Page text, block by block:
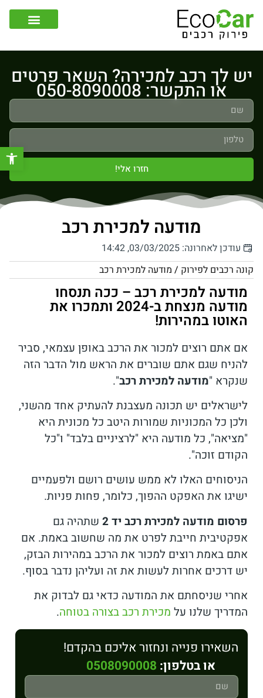
יש לך רכב למכירה? השאר פרטים
או התקשר: 050-8090008
חזרו אלי!
מודעה למכירת רכב
עודכן לאחרונה: 03/03/2025, 14:42
קונה רכבים לפירוק / מודעה למכירת רכב
מודעה למכירת רכב – ככה תנסחו
מודעה מנצחת ב-2024 ותמכרו את
האוטו במהירות!
אם אתם רוצים למכור את הרכב באופן עצמאי, סביר
להניח שגם אתם שוברים את הראש מול הדבר הזה
שנקרא "מודעה למכירת רכב".
לישראלים יש תכונה מעצבנת להעתיק אחד מהשני,
ולכן כל המכוניות שמורות היטב כל מכונית היא
"מציאה", כל מודעה היא "לרציניים בלבד" ו"כל
הקודם זוכה".
הניסוחים האלו לא ממש עושים רושם ולפעמיים
ישיגו את האפקט ההפוך, כלומר, פחות פניות.
פרסום מודעה למכירת רכב יד 2
שתהיה גם
אפקטיבית חייבת לפרט את מה שחשוב באמת. אם
אתם באמת רוצים למכור את הרכב במהירות הבזק,
יש דרכים אחרות לעשות את זה ועליהן נדבר בסוף.
אחרי שניסחתם את המודעה כדאי גם לבדוק את
המדריך שלנו על מכירת רכב בצורה בטוחה.
השאירו פנייה ונחזור אליכם בהקדם!
או בטלפון: 0508090008
פתח